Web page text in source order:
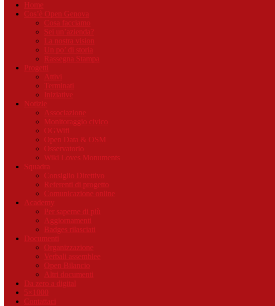
Home
Cos’è Open Genova
Cosa facciamo
Sei un’azienda?
La nostra vision
Un po’ di storia
Rassegna Stampa
Progetti
Attivi
Terminati
Iniziative
Notizie
Associazione
Monitoraggio civico
OGWifi
Open Data & OSM
Osservatorio
Wiki Loves Monuments
Squadra
Consiglio Direttivo
Referenti di progetto
Comunicazione online
Academy
Per saperne di più
Aggiornamenti
Badges rilasciati
Documenti
Organizzazione
Verbali assemblee
Open Bilancio
Altri documenti
Da zero a digital
5×1000
Contattaci